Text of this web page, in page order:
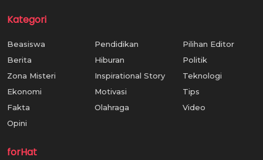
Kategori
Beasiswa
Berita
Zona Misteri
Ekonomi
Fakta
Opini
Pendidikan
Hiburan
Inspirational Story
Motivasi
Olahraga
Pilihan Editor
Politik
Teknologi
Tips
Video
forHat